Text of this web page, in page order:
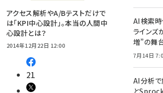
アクセス解析やA/Bテストだけで
は「KPI中心設計」。本当の人間中
心設計とは？
2014年12月22日 12:00
21
AI検索時
ラインズ
増”の舞
7月14日
AI分析で
と